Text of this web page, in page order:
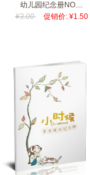
幼儿园纪念册NO....
¥3.00促销价: ¥1.50